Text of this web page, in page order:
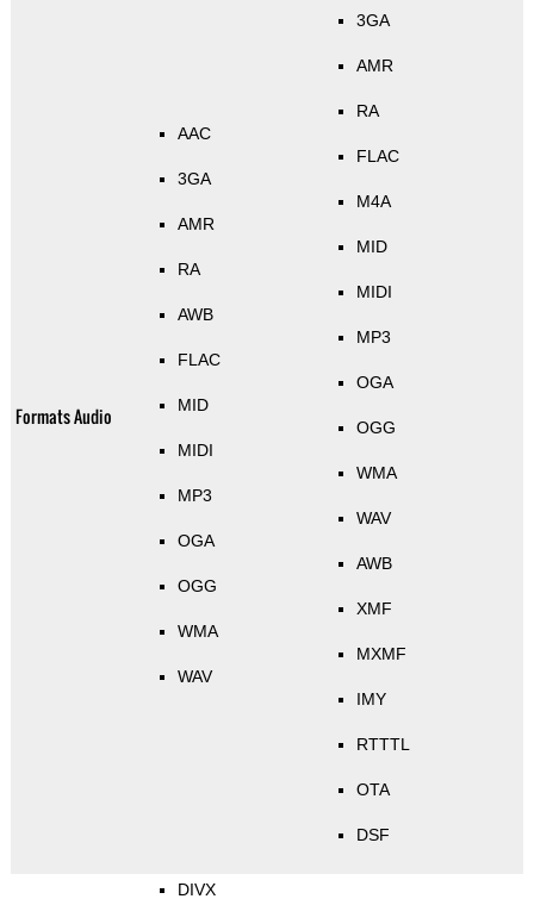
Formats Audio
AAC
3GA
AMR
RA
AWB
FLAC
MID
MIDI
MP3
OGA
OGG
WMA
WAV
3GA
AMR
RA
FLAC
M4A
MID
MIDI
MP3
OGA
OGG
WMA
WAV
AWB
XMF
MXMF
IMY
RTTTL
OTA
DSF
DIVX